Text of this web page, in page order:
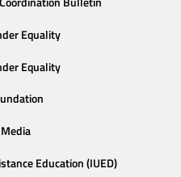
Equality
Equality
Education (IUED)